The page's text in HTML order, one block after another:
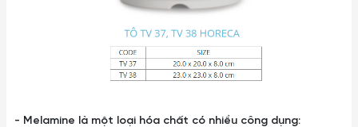
- Melamine là một loại hóa chất có nhiều công dụng: